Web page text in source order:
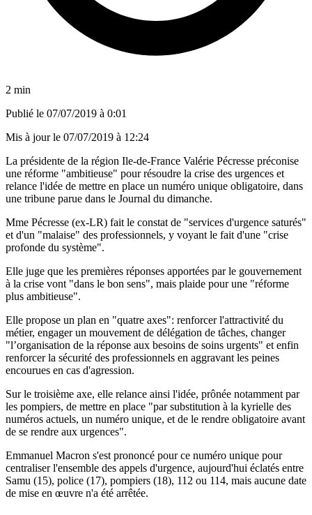
2 min
Publié le 07/07/2019 à 0:01
Mis à jour le 07/07/2019 à 12:24
La présidente de la région Ile-de-France Valérie Pécresse préconise
une réforme "ambitieuse" pour résoudre la crise des urgences et
relance l'idée de mettre en place un numéro unique obligatoire, dans
une tribune parue dans le Journal du dimanche.
Mme Pécresse (ex-LR) fait le constat de "services d'urgence saturés"
et d'un "malaise" des professionnels, y voyant le fait d'une "crise
profonde du système".
Elle juge que les premières réponses apportées par le gouvernement
à la crise vont "dans le bon sens", mais plaide pour une "réforme
plus ambitieuse".
Elle propose un plan en "quatre axes": renforcer l'attractivité du
métier, engager un mouvement de délégation de tâches, changer
"l’organisation de la réponse aux besoins de soins urgents" et enfin
renforcer la sécurité des professionnels en aggravant les peines
encourues en cas d'agression.
Sur le troisième axe, elle relance ainsi l'idée, prônée notamment par
les pompiers, de mettre en place "par substitution à la kyrielle des
numéros actuels, un numéro unique, et de le rendre obligatoire avant
de se rendre aux urgences".
Emmanuel Macron s'est prononcé pour ce numéro unique pour
centraliser l'ensemble des appels d'urgence, aujourd'hui éclatés entre
Samu (15), police (17), pompiers (18), 112 ou 114, mais aucune date
de mise en œuvre n'a été arrêtée.